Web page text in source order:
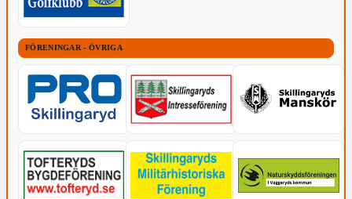
FÖRENINGAR - ÖVRIGA